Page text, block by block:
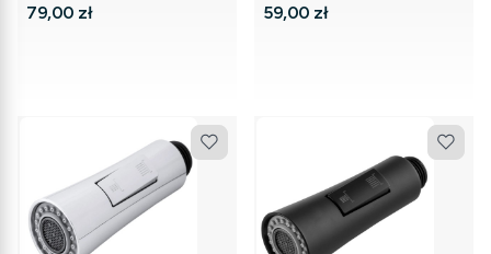
Cena
79,00 zł Cena
59,00 zł